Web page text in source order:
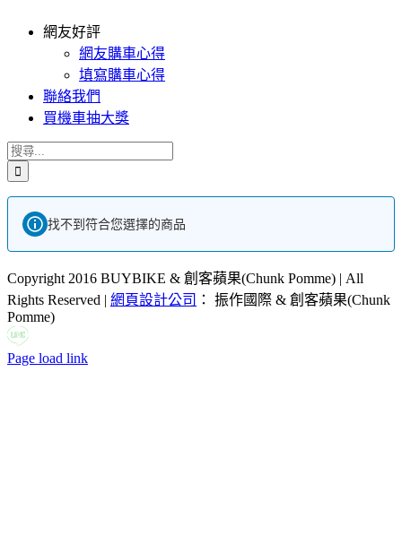
網友好評
網友購車心得
填寫購車心得
聯絡我們
買機車抽大獎
搜
索
結
果：
找不到符合您選擇的商品
Copyright 2016 BUYBIKE & 創客蘋果(Chunk Pomme) | All
Rights Reserved | 網頁設計公司 ： 振作國際 & 創客蘋果(Chunk
Pomme)
LINEFacebook
Email:
Page load link